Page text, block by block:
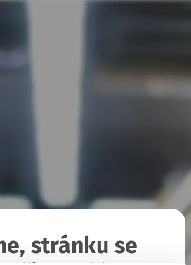
stránku se